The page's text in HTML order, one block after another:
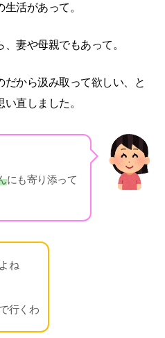
生活があって。
妻や母親でもあって。
だから汲み取って欲しい、と
直しました。
にも寄り添って
ね
行くわ